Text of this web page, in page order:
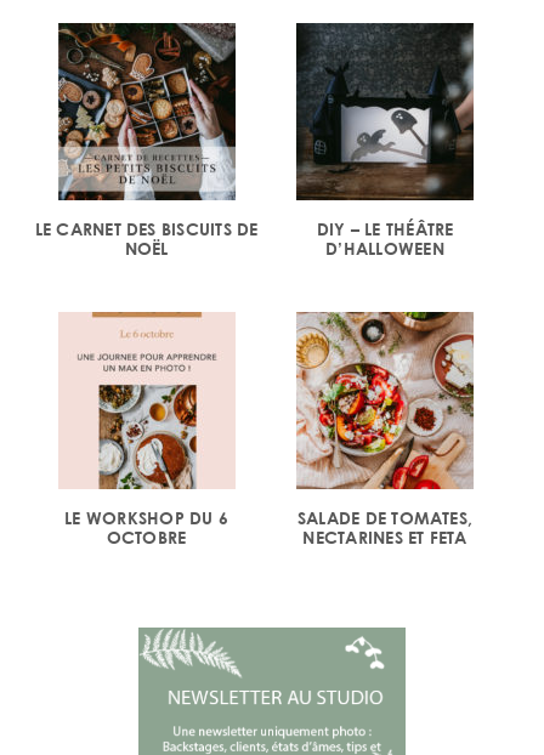
LE CARNET DES BISCUITS DE
NOËL
DIY – LE THÉÂTRE
D’HALLOWEEN
LE WORKSHOP DU 6
OCTOBRE
SALADE DE TOMATES,
NECTARINES ET FETA